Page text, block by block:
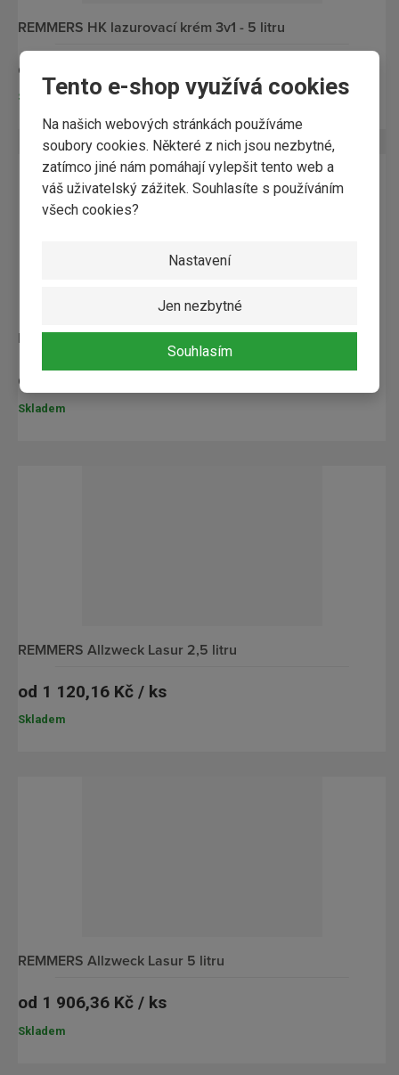
Tento e-shop využívá cookies
Na našich webových stránkách používáme
soubory cookies. Některé z nich jsou nezbytné,
zatímco jiné nám pomáhají vylepšit tento web a
váš uživatelský zážitek. Souhlasíte s používáním
všech cookies?
Nastavení
Jen nezbytné
Souhlasím
REMMERS HK lazurovací krém 3v1 - 5 litru
od
Skladem
REMMERS Allzweck Lasur 0,75 litru
od
Skladem
REMMERS Allzweck Lasur 2,5 litru
od 1 120,16 Kč / ks
Skladem
REMMERS Allzweck Lasur 5 litru
od 1 906,36 Kč / ks
Skladem